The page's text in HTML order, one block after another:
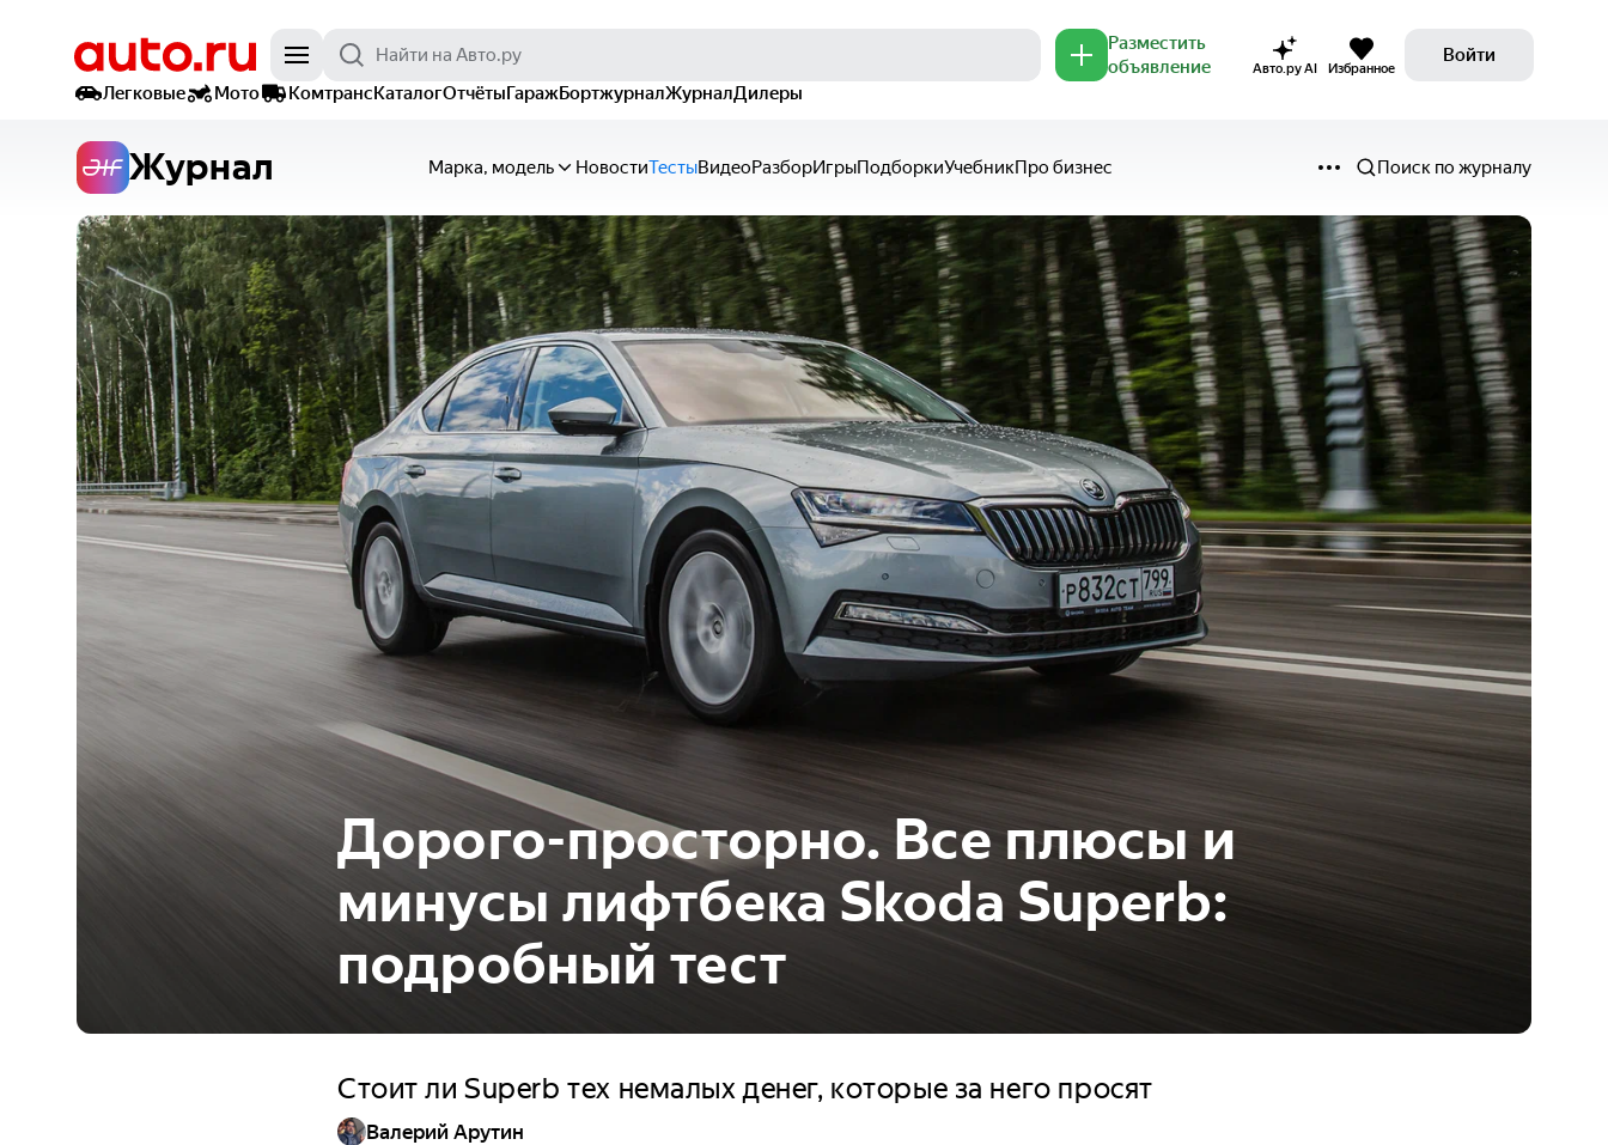
Разместить
объявление
Авто.ру AI Избранное
Войти
Легковые
Мото КомтрансКаталогОтчётыГаражБортжурналЖурналДилеры
Журнал Марка, модель НовостиТестыВидеоРазборИгрыПодборкиУчебникПро бизнес Поиск по журналу
Дорого-просторно. Все плюсы и
минусы лифтбека Skoda Superb:
подробный тест
Стоит ли Superb тех немалых денег, которые за него просят
Валерий Арутин